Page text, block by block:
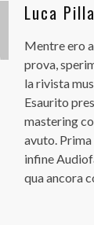
Luca Pilla
Mentre ero
prova,
la rivista
Esaurito
mastering
avuto.
infine
qua ancora